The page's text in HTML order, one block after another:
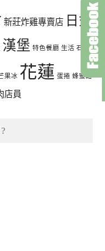
新莊炸雞專賣店 日式
漢堡 特色餐廳 生活 石鍋
果冰 花蓮 蛋捲 蜂蜜甜
店員